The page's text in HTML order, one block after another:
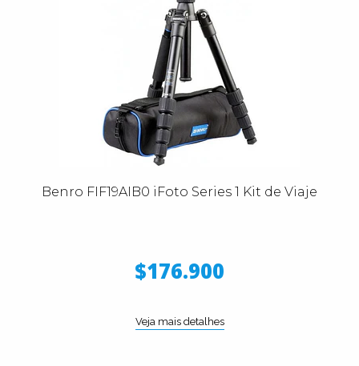
Benro FIF19AIB0 iFoto Series 1 Kit de Viaje
$176.900
Veja mais detalhes